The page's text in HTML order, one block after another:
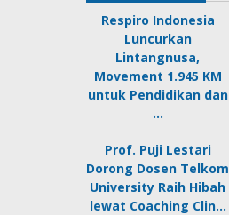
Respiro Indonesia
Luncurkan
Lintangnusa,
Movement 1.945 KM
untuk Pendidikan dan
…
Prof. Puji Lestari
Dorong Dosen Telkom
University Raih Hibah
lewat Coaching Clin…